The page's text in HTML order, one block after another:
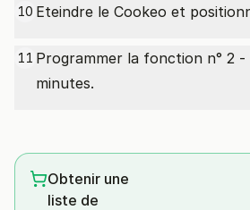
10 Eteindre le Cookeo et
11 Programmer la fonction n° 2 -
minutes.
Obtenir une
liste de